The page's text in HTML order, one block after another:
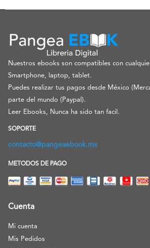
Nuestros ebooks son compatibles con
Smartphone, laptop, tablet.
Puedes realizar tus pagos desde México
parte del mundo (Paypal).
Leer Ebooks, Nunca ha sido tan facil.
SOPORTE
contacto@pangeaebook.mx
METODOS DE PAGO
Cuenta
Mi cuenta
Mis Pedidos